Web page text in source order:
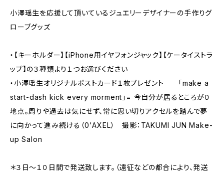
小澤瑶生を応援して頂いているジュエリーデザイナーの手作りグ
ローブグッズ
・【キーホルダー】【iPhone用イヤフォンジャック】【ケータイストラ
ップ】の３種類より１つお選びください
・小澤瑶生オリジナルポストカード１枚プレゼント 「make a
start-dash kick every morment」= 今自分が居るところが０
地点。周りや過去は気にせず、常に思い切りアクセルを踏んで夢
に向かって進み続ける（0'AXEL） 撮影：TAKUMI JUN Make-
up Salon
＊３日〜１０日間で発送致します。（遠征などの都合により、発送